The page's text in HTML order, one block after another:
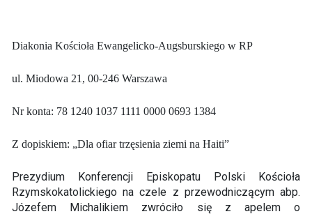
Diakonia Kościoła Ewangelicko-Augsburskiego w RP
ul. Miodowa 21, 00-246 Warszawa
Nr konta: 78 1240 1037 1111 0000 0693 1384
Z dopiskiem: „Dla ofiar trzęsienia ziemi na Haiti”
Prezydium Konferencji Episkopatu Polski Kościoła
Rzymskokatolickiego na czele z przewodniczącym abp.
Józefem Michalikiem zwróciło się z apelem o